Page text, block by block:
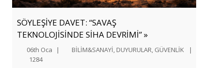
SÖYLEŞİYE DAVET: “SAVAŞ
TEKNOLOJİSİNDE SİHA DEVRİMİ” »
06th Oca | BİLİM&SANAYİ, DUYURULAR, GÜVENLİK
|
1284